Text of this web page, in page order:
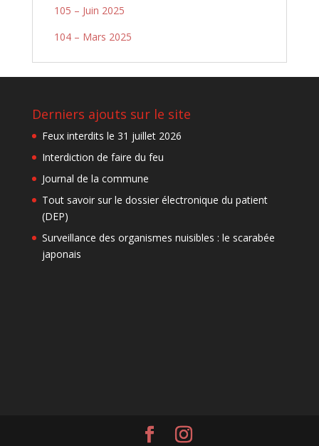
105 – Juin 2025
104 – Mars 2025
Derniers ajouts sur le site
Feux interdits le 31 juillet 2026
Interdiction de faire du feu
Journal de la commune
Tout savoir sur le dossier électronique du patient
(DEP)
Surveillance des organismes nuisibles : le scarabée
japonais